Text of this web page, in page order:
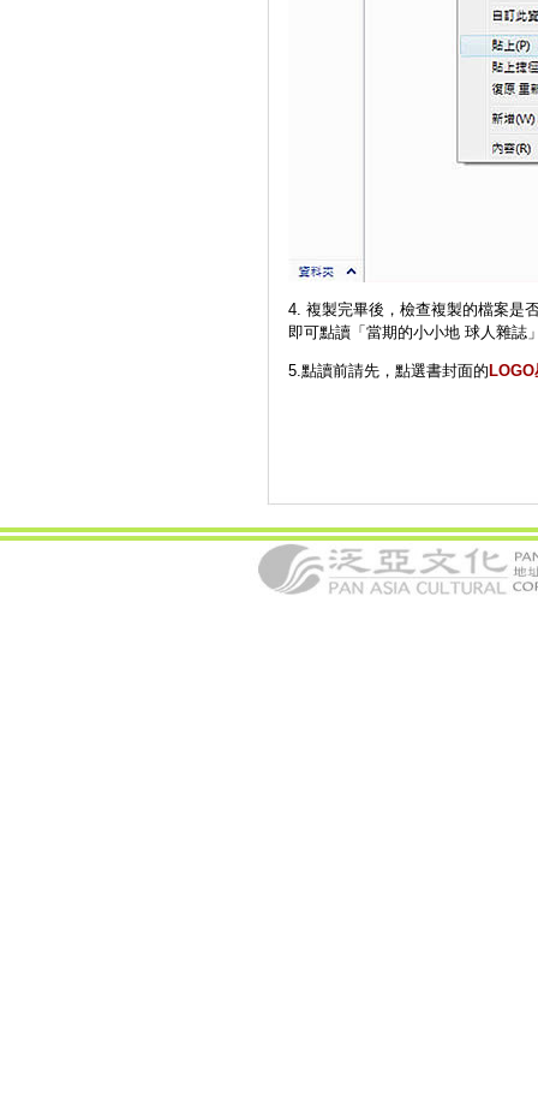
4. 複製完畢後，檢查複製的檔案是
即可點讀「當期的小小地 球人雜誌
5.點讀前請先，點選書封面的